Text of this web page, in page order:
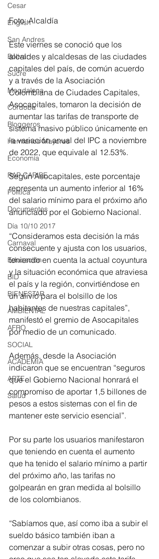
Cesar
English
San Andres
Bolívar
Sucre
Magdalena
Córdoba
Bloggeros
Hermanos Mayores
Economía
RAP CARIBE
Política
Documentos
Día 10/10 2017
Carnaval
Educación
BID
BIENESTAR
AMBIENTAL
AFRO
SOCIAL
ACADEMIA
ARTE
Salud
Foto: Alcaldía
Este viernes se conoció que los
alcaldes y alcaldesas de las ciudades
capitales del país, de común acuerdo
y a través de la Asociación
Colombiana de Ciudades Capitales,
Asocapitales, tomaron la decisión de
aumentar las tarifas de transporte de
sistema masivo público únicamente en
la variación anual del IPC a noviembre
de 2022, que equivale al 12.53%.
Según Asocapitales, este porcentaje
representa un aumento inferior al 16%
del salario mínimo para el próximo año
anunciado por el Gobierno Nacional.
“Consideramos esta decisión la más
consecuente y ajusta con los usuarios,
teniendo en cuenta la actual coyuntura
y la situación económica que atraviesa
el país y la región, convirtiéndose en
un alivio para el bolsillo de los
habitantes de nuestras capitales”,
manifestó el gremio de Asocapitales
por medio de un comunicado.
Además, desde la Asociación
indicaron que se encuentran “seguros
que el Gobierno Nacional honrará el
compromiso de aportar 1,5 billones de
pesos a estos sistemas con el fin de
mantener este servicio esencial”.
Por su parte los usuarios manifestaron
que teniendo en cuenta el aumento
que ha tenido el salario mínimo a partir
del próximo año, las tarifas no
golpearán en gran medida al bolsillo
de los colombianos.
“Sabíamos que, así como iba a subir el
sueldo básico también iban a
comenzar a subir otras cosas, pero no